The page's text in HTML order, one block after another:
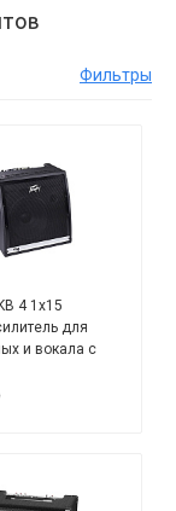
Фильтры
4 1x15
для
и вокала с